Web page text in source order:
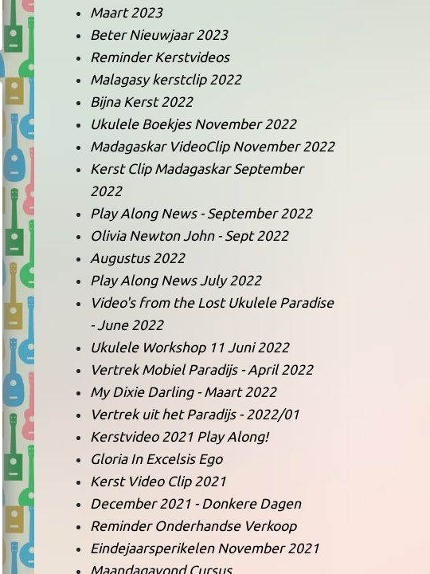
Maart 2023
Beter Nieuwjaar 2023
Reminder Kerstvideos
Malagasy kerstclip 2022
Bijna Kerst 2022
Ukulele Boekjes November 2022
Madagaskar VideoClip November 2022
Kerst Clip Madagaskar September
2022
Play Along News - September 2022
Olivia Newton John - Sept 2022
Augustus 2022
Play Along News July 2022
Video's from the Lost Ukulele Paradise
- June 2022
Ukulele Workshop 11 Juni 2022
Vertrek Mobiel Paradijs - April 2022
My Dixie Darling - Maart 2022
Vertrek uit het Paradijs - 2022/01
Kerstvideo 2021 Play Along!
Gloria In Excelsis Ego
Kerst Video Clip 2021
December 2021 - Donkere Dagen
Reminder Onderhandse Verkoop
Eindejaarsperikelen November 2021
Maandagavond Cursus